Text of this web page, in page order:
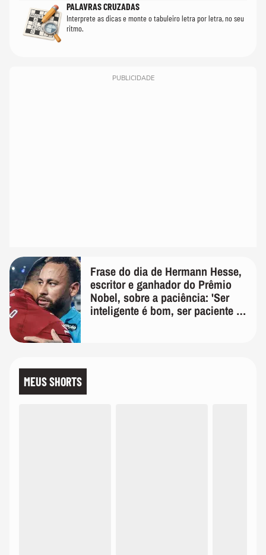
PALAVRAS CRUZADAS
Interprete as dicas e monte o tabuleiro letra por letra, no seu
ritmo.
PUBLICIDADE
Frase do dia de Hermann Hesse,
escritor e ganhador do Prêmio
Nobel, sobre a paciência: 'Ser
inteligente é bom, ser paciente é
MEUS SHORTS